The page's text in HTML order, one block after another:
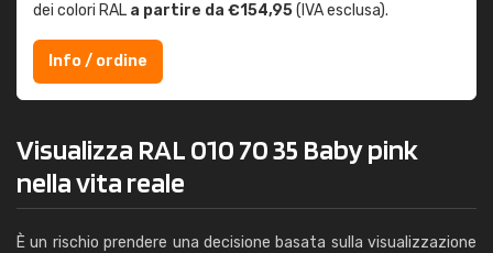
dei colori RAL a partire da €154,95(IVA esclusa).
Info / ordine
Visualizza RAL 010 70 35 Baby pink
nella vita reale
È un rischio prendere una decisione basata sulla visualizzazione